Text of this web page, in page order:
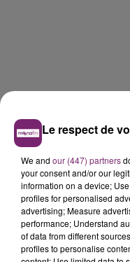
Le respect de
We and our (447) partners
your consent and/or our
information on a device;
profiles for personalised
advertising; Measure
performance; Understand
of data from different
profiles to personalise